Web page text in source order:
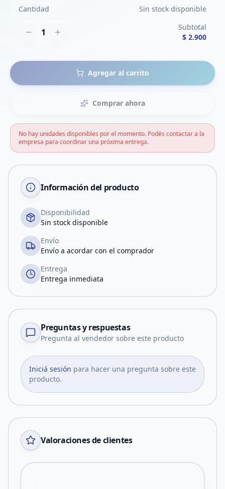
Cantidad Sin stock disponible
1
Subtotal
$ 2.900
Agregar al carrito
Comprar ahora
No hay unidades disponibles por el momento. Podés contactar a la
empresa para coordinar una próxima entrega.
Información del producto
Disponibilidad
Sin stock disponible
Envío
Envío a acordar con el comprador
Entrega
Entrega inmediata
Preguntas y respuestas
Pregunta al vendedor sobre este producto
Iniciá sesión para hacer una pregunta sobre este
producto.
Valoraciones de clientes